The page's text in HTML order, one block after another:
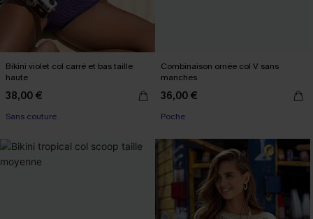
Bikini violet col carré et bas taille
haute
38,00 €
Sans couture
Combinaison ornée col V sans
manches
36,00 €
Poche